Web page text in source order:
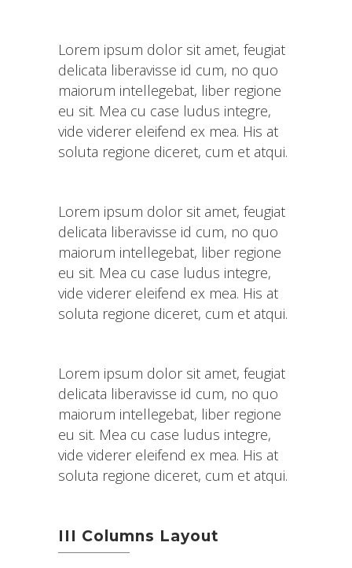
Lorem ipsum dolor sit amet, feugiat
delicata liberavisse id cum, no quo
maiorum intellegebat, liber regione
eu sit. Mea cu case ludus integre,
vide viderer eleifend ex mea. His at
soluta regione diceret, cum et atqui.
Lorem ipsum dolor sit amet, feugiat
delicata liberavisse id cum, no quo
maiorum intellegebat, liber regione
eu sit. Mea cu case ludus integre,
vide viderer eleifend ex mea. His at
soluta regione diceret, cum et atqui.
Lorem ipsum dolor sit amet, feugiat
delicata liberavisse id cum, no quo
maiorum intellegebat, liber regione
eu sit. Mea cu case ludus integre,
vide viderer eleifend ex mea. His at
soluta regione diceret, cum et atqui.
III Columns Layout